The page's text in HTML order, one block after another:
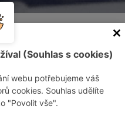
(Souhlas s cookies)
webu potřebujeme váš
cookies. Souhlas udělíte
"Povolit vše".